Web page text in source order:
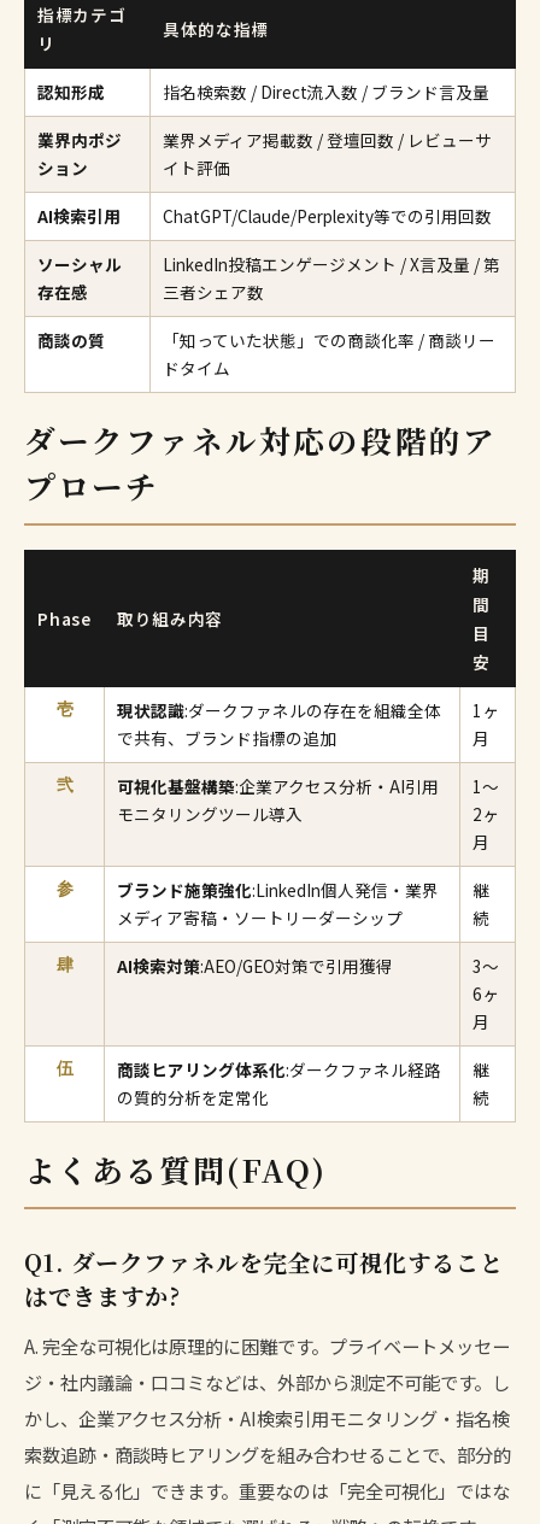
指標カテゴ
リ
具体的な指標
認知形成
指名検索数 / Direct流入数 / ブランド言及量
業界内ポジ
ション
業界メディア掲載数 / 登壇回数 / レビューサ
イト評価
AI検索引用
ChatGPT/Claude/Perplexity等での引用回数
ソーシャル
存在感
LinkedIn投稿エンゲージメント / X言及量 / 第
三者シェア数
商談の質
「知っていた状態」での商談化率 / 商談リー
ドタイム
ダークファネル対応の段階的ア
プローチ
Phase 取り組み内容
期
間
目
安
壱 現状認識:ダークファネルの存在を組織全体
で共有、ブランド指標の追加
1ヶ
月
弐 可視化基盤構築:企業アクセス分析・AI引用
モニタリングツール導入
1〜
2ヶ
月
参 ブランド施策強化:LinkedIn個人発信・業界
メディア寄稿・ソートリーダーシップ
継
続
肆 AI検索対策:AEO/GEO対策で引用獲得
3〜
6ヶ
月
伍 商談ヒアリング体系化:ダークファネル経路
の質的分析を定常化
継
続
よくある質問(FAQ)
Q1. ダークファネルを完全に可視化すること
はできますか?
A. 完全な可視化は原理的に困難です。プライベートメッセー
ジ・社内議論・口コミなどは、外部から測定不可能です。し
かし、企業アクセス分析・AI検索引用モニタリング・指名検
索数追跡・商談時ヒアリングを組み合わせることで、部分的
に「見える化」できます。重要なのは「完全可視化」ではな